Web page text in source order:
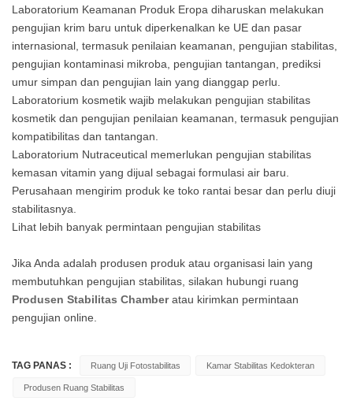
Laboratorium Keamanan Produk Eropa diharuskan melakukan
pengujian krim baru untuk diperkenalkan ke UE dan pasar
internasional, termasuk penilaian keamanan, pengujian stabilitas,
pengujian kontaminasi mikroba, pengujian tantangan, prediksi
umur simpan dan pengujian lain yang dianggap perlu.
Laboratorium kosmetik wajib melakukan pengujian stabilitas
kosmetik dan pengujian penilaian keamanan, termasuk pengujian
kompatibilitas dan tantangan.
Laboratorium Nutraceutical memerlukan pengujian stabilitas
kemasan vitamin yang dijual sebagai formulasi air baru.
Perusahaan mengirim produk ke toko rantai besar dan perlu diuji
stabilitasnya.
Lihat lebih banyak permintaan pengujian stabilitas
Jika Anda adalah produsen produk atau organisasi lain yang
membutuhkan pengujian stabilitas, silakan hubungi ruang
Produsen Stabilitas Chamberatau kirimkan permintaan
pengujian online.
TAG PANAS : Ruang Uji Fotostabilitas Kamar Stabilitas Kedokteran
Produsen Ruang Stabilitas